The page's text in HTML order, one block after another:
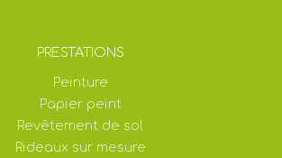
PRESTATIONS
Peinture
Papier peint
Revêtement de sol
Rideaux sur mesure